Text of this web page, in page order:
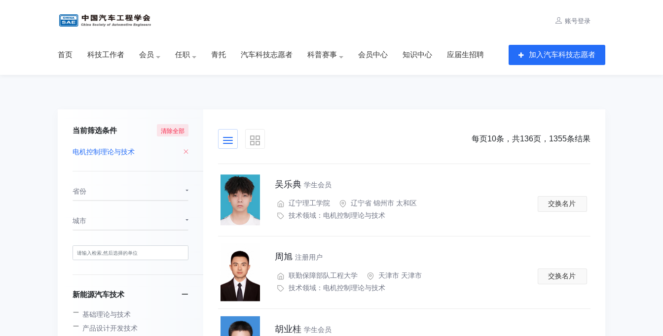
账号登录
首页 科技工作者 会员 任职 青托 汽车科技志愿者 科普赛事 会员中心 知识中心 应届生招聘 加入汽车科技志愿者
每页10条，共136页，1355条结果
吴乐典 学生会员
辽宁理工学院
辽宁省 锦州市 太和区
技术领域： 电机控制理论与技术
交换名片
周旭 注册用户
联勤保障部队工程大学
天津市 天津市
技术领域： 电机控制理论与技术
交换名片
胡业桂 学生会员
当前筛选条件 清除全部
电机控制理论与技术
省份
城市
新能源汽车技术
基础理论与技术
产品设计开发技术